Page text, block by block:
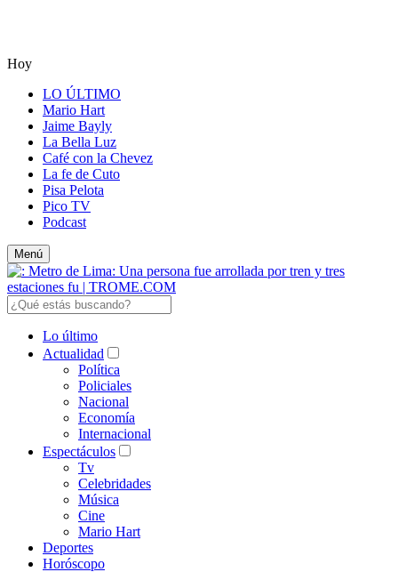
Hoy
LO ÚLTIMO
Mario Hart
Jaime Bayly
La Bella Luz
Café con la Chevez
La fe de Cuto
Pisa Pelota
Pico TV
Podcast
Menú
Lo último
Actualidad
Política
Policiales
Nacional
Economía
Internacional
Espectáculos
Tv
Celebridades
Música
Cine
Mario Hart
Deportes
Horóscopo